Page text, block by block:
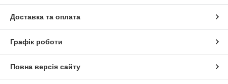
Доставка та оплата
Графік роботи
Повна версія сайту